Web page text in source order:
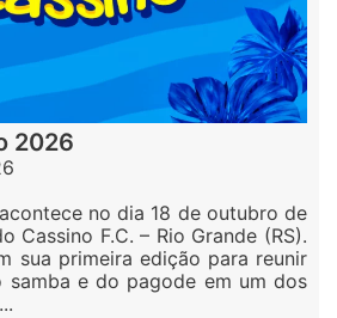
2026
no dia 18 de outubro de
Cassino F.C. – Rio Grande (RS).
sua primeira edição para reunir
samba e do pagode em um dos